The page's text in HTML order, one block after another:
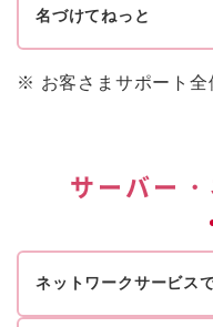
名づけてねっと
※ お客さまサポート全
サーバー
ネットワークサービス